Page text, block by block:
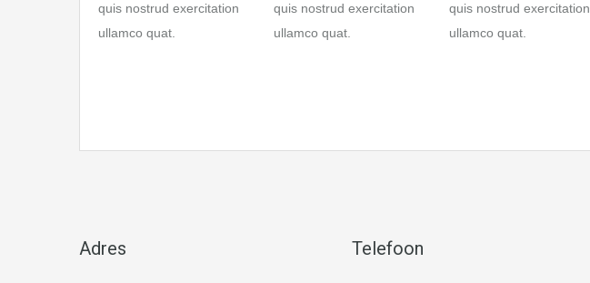
quis nostrud exercitation
ullamco quat.
quis nostrud exercitation
ullamco quat.
quis nostrud exercitation
ullamco quat.
Adres Telefoon